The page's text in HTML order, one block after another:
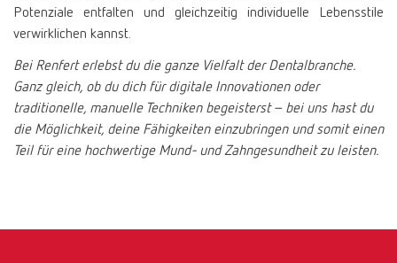
Potenziale entfalten und gleichzeitig individuelle Lebensstile
verwirklichen kannst.
Bei Renfert erlebst du die ganze Vielfalt der Dentalbranche.
Ganz gleich, ob du dich für digitale Innovationen oder
traditionelle, manuelle Techniken begeisterst – bei uns hast du
die Möglichkeit, deine Fähigkeiten einzubringen und somit einen
Teil für eine hochwertige Mund- und Zahngesundheit zu leisten.